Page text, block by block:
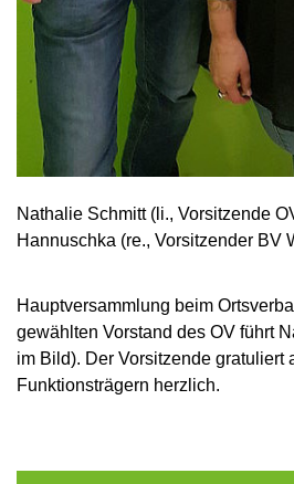
Nathalie Schmitt (li., Vorsitzende
Hannuschka (re., Vorsitzender BV
Hauptversammlung beim
gewählten Vorstand des OV führt
im Bild). Der Vorsitzende gratuliert
Funktionsträgern herzlich.